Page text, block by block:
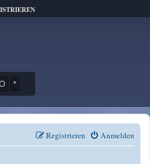
*
Anmelden
Registrieren